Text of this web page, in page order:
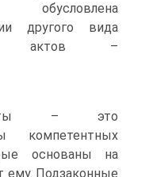
обусловлена
другого вида
актов –
акты – это
компетентных
основаны на
ему. Подзаконные